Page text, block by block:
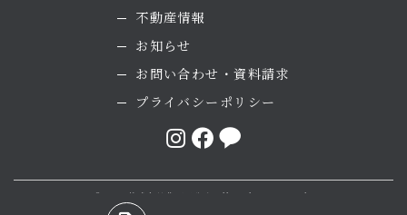
不動産情報
お知らせ
お問い合わせ・資料請求
プライバシーポリシー
©2025 株式会社菅原工務店 All rights reserved.